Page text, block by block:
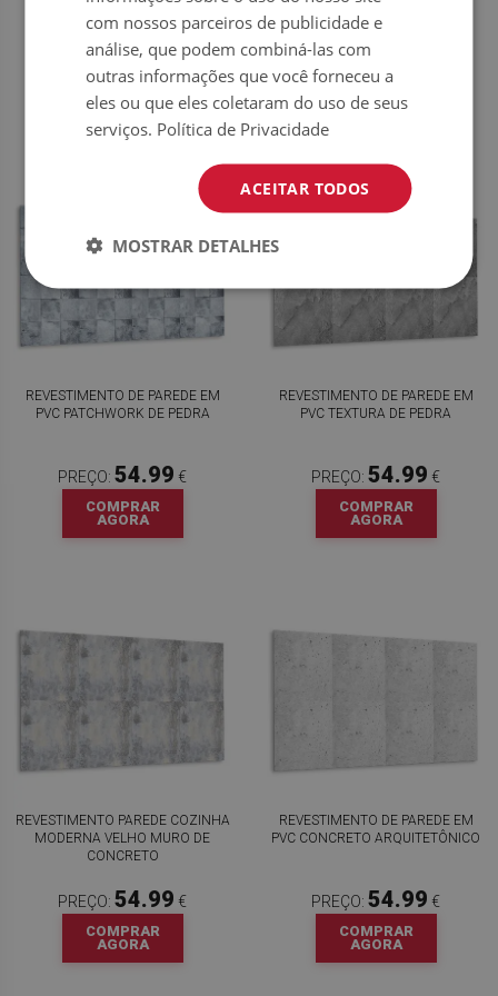
PREÇO:54.99 €
COMPRAR
AGORA
PREÇO:54.99
COMPRAR
AGORA
REVESTIMENTO DE PAREDE EM
PVC PATCHWORK DE PEDRA
PREÇO: 54.99 €
COMPRAR
AGORA
REVESTIMENTO DE PAREDE EM
PVC TEXTURA DE PEDRA
PREÇO: 54.99 €
COMPRAR
AGORA
REVESTIMENTO PAREDE COZINHA
MODERNA VELHO MURO DE
CONCRETO
PREÇO: 54.99 €
COMPRAR
AGORA
REVESTIMENTO DE PAREDE EM
PVC CONCRETO ARQUITETÔNICO
PREÇO: 54.99 €
COMPRAR
AGORA
com nossos parceiros de publicidade e
análise, que podem combiná-las com
outras informações que você forneceu a
eles ou que eles coletaram do uso de seus
serviços. Política de Privacidade
ACEITAR TODOS
MOSTRAR DETALHES